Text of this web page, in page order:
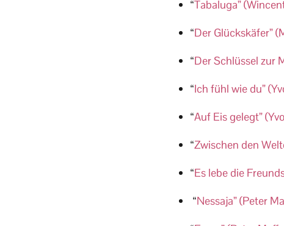
“Tabaluga”
“Der Glückskäfer”
“Der Schlüssel zur
“Ich fühl wie du”
“Auf Eis gelegt”
“Zwischen den
“Es lebe die
“Nessaja” (Peter